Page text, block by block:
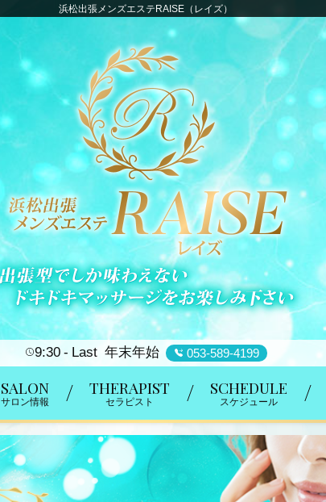
浜松出張メンズエステRAISE（レイズ）
9:30 Last 年末年始 053-589-4199
SALON
サロン情報
THERAPIST
セラピスト
SCHEDULE
スケジュール